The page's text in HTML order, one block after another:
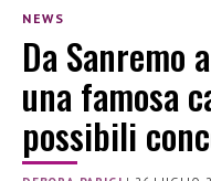
NEWS
Da Sanremo
una famosa
possibili